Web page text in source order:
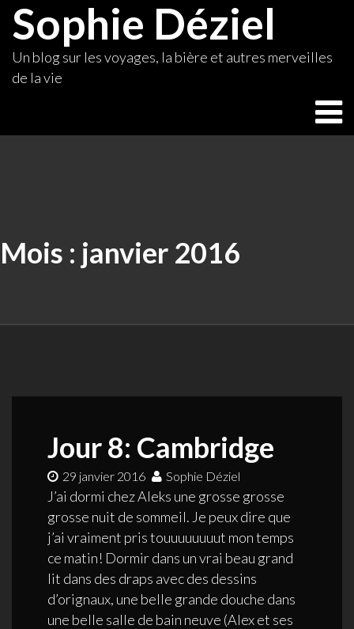
SkipSophie Déziel
Un blog sur les voyages, la bière et autres merveilles
de la vie
Mois : janvier 2016
Jour 8: Cambridge
29 janvier 2016 Sophie Déziel
J’ai dormi chez Aleks une grosse grosse
grosse nuit de sommeil. Je peux dire que
j’ai vraiment pris touuuuuuuut mon temps
ce matin! Dormir dans un vrai beau grand
lit dans des draps avec des dessins
d’orignaux, une belle grande douche dans
une belle salle de bain neuve (Alex et ses